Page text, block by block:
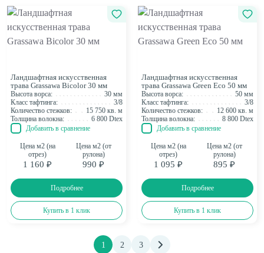
Ландшафтная искусственная
трава Grassawa Bicolor 30 мм
Высота ворса:
30 мм
Класс тафтинга:
3/8
Количество стежков:
15 750 кв. м
Толщина волокна:
6 800 Dtex
Добавить в сравнение
Цена м2 (на
отрез)
1 160 ₽
Цена м2 (от
рулона)
990 ₽
Подробнее
Купить в 1 клик
Ландшафтная искусственная
трава Grassawa Green Eco 50 мм
Высота ворса:
50 мм
Класс тафтинга:
3/8
Количество стежков:
12 600 кв. м
Толщина волокна:
8 800 Dtex
Добавить в сравнение
Цена м2 (на
отрез)
1 095 ₽
Цена м2 (от
рулона)
895 ₽
Подробнее
Купить в 1 клик
1 2 3